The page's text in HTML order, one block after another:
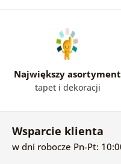
Największy asortyment
tapet i dekoracji
Wsparcie klienta
w dni robocze Pn-Pt: